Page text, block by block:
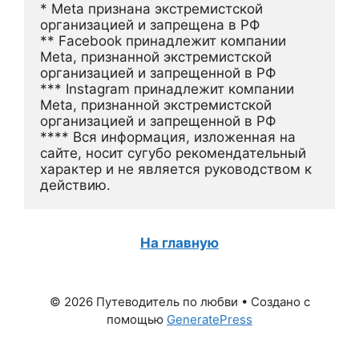
* Meta признана экстремистской
организацией и запрещена в РФ
** Facebook принадлежит компании
Meta, признанной экстремистской
организацией и запрещенной в РФ
*** Instagram принадлежит компании
Meta, признанной экстремистской
организацией и запрещенной в РФ
**** Вся информация, изложенная на
сайте, носит сугубо рекомендательный
характер и не является руководством к
действию.
На главную
© 2026 Путеводитель по любви • Создано с
помощью GeneratePress